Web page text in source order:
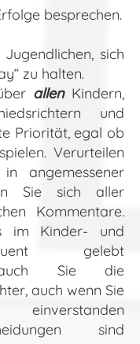
besprechen.
sich
zu halten.
allen Kindern,
und
Priorität, egal ob
Verurteilen
angemessener
Sie sich aller
Kommentare.
im Kinder- und
gelebt
auch Sie die
auch wenn Sie
sind